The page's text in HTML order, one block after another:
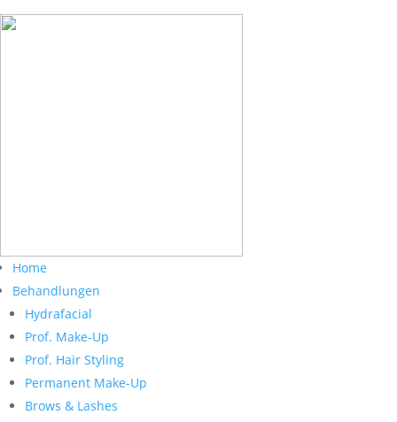
Home
Behandlungen
Hydrafacial
Prof. Make-Up
Prof. Hair Styling
Permanent Make-Up
Brows & Lashes